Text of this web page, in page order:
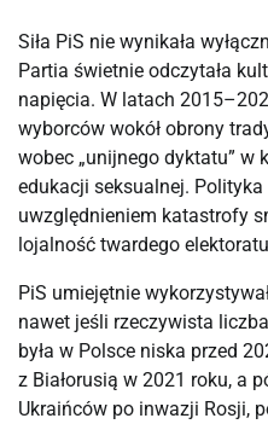
Siła PiS nie wynikała
Partia świetnie odczytała
napięcia. W latach
wyborców wokół obrony
wobec „unijnego dyktatu” w
edukacji seksualnej.
uwzględnieniem katastrofy
lojalność twardego
PiS umiejętnie
nawet jeśli rzeczywista
była w Polsce niska przed
z Białorusią w 2021 roku, a
Ukraińców po inwazji Rosji,